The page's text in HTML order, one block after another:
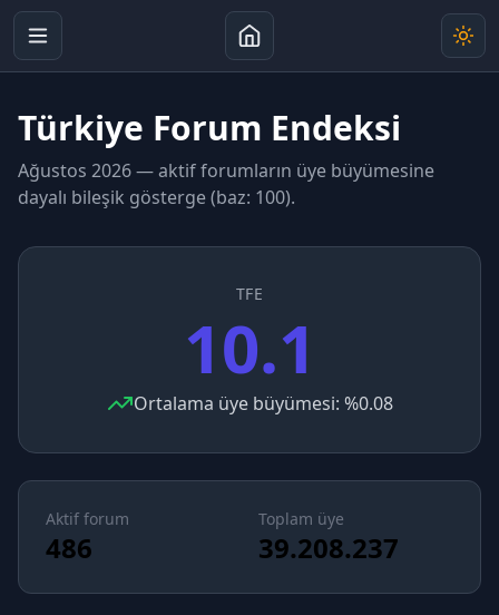
Türkiye Forum Endeksi
Ağustos 2026— aktif forumların üye büyümesine
dayalı bileşik gösterge (baz: 100).
TFE
10.1
Ortalama üye büyümesi: %0.08
Aktif forum
486
Toplam üye
39.208.237